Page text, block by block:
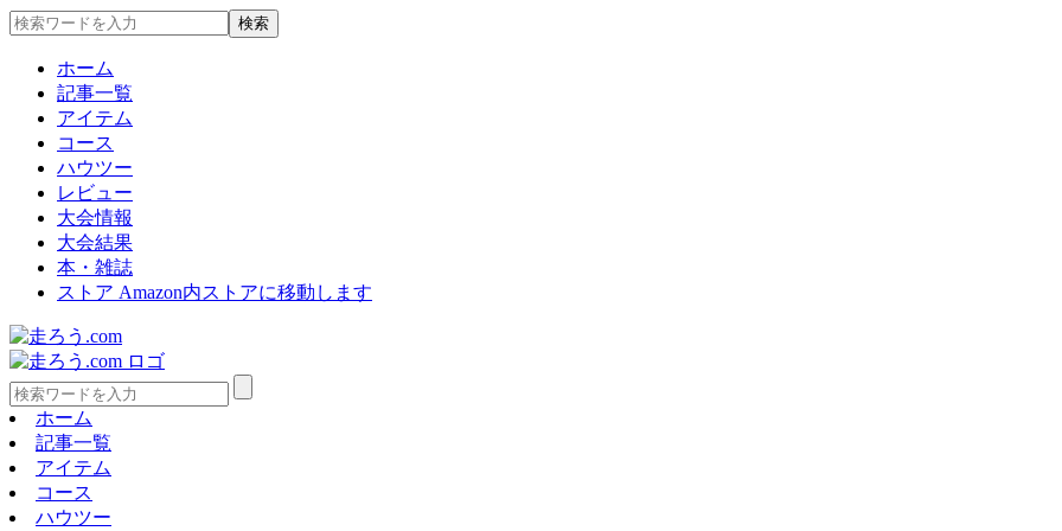
ホーム
記事一覧
アイテム
コース
ハウツー
レビュー
大会情報
大会結果
本・雑誌
ストア Amazon内ストアに移動します
ホーム
記事一覧
アイテム
コース
ハウツー